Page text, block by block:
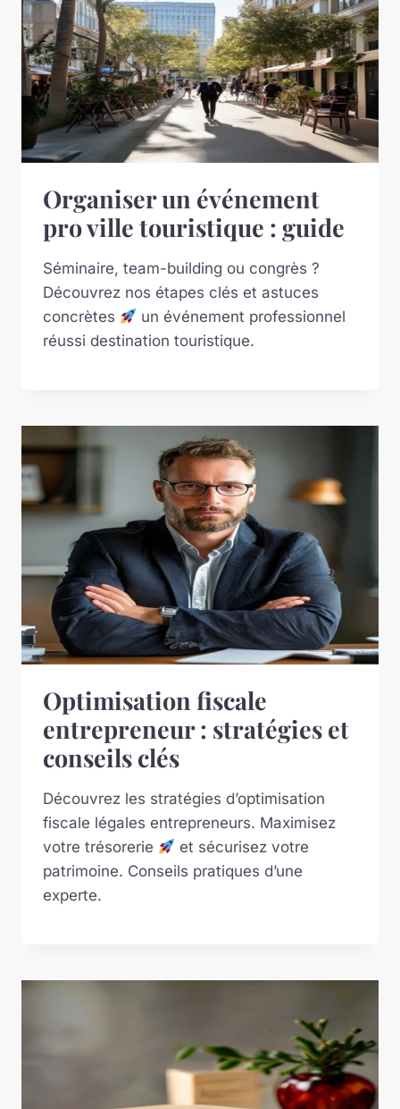
Organiser un événement
pro ville touristique : guide
Séminaire, team-building ou congrès ?
Découvrez nos étapes clés et astuces
concrètes
un événement professionnel
réussi destination touristique.
Optimisation fiscale
entrepreneur : stratégies et
conseils clés
Découvrez les stratégies d’optimisation
fiscale légales entrepreneurs. Maximisez
votre trésorerie
et sécurisez votre
patrimoine. Conseils pratiques d’une
experte.